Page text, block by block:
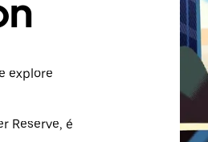
explore
Reserve, é